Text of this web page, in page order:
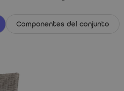
Componentes del conjunto